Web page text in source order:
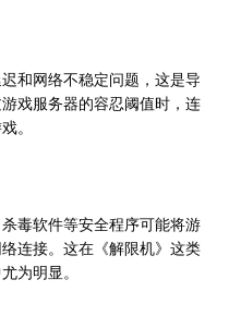
和网络不稳定问题，这是导
戏服务器的容忍阈值时，连
。
毒软件等安全程序可能将游
连接。这在《解限机》这类
为明显。